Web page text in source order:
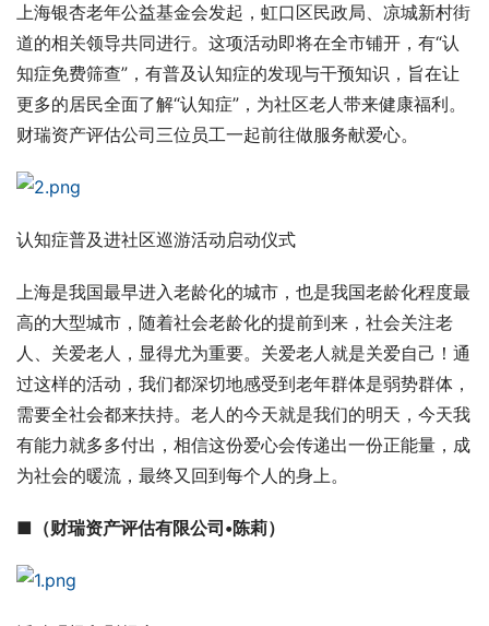
上海银杏老年公益基金会发起，虹口区民政局、凉城新村街
道的相关领导共同进行。这项活动即将在全市铺开，有“认
知症免费筛查”，有普及认知症的发现与干预知识，旨在让
更多的居民全面了解“认知症”，为社区老人带来健康福利。
财瑞资产评估公司三位员工一起前往做服务献爱心。
认知症普及进社区巡游活动启动仪式
上海是我国最早进入老龄化的城市，也是我国老龄化程度最
高的大型城市，随着社会老龄化的提前到来，社会关注老
人、关爱老人，显得尤为重要。关爱老人就是关爱自己！通
过这样的活动，我们都深切地感受到老年群体是弱势群体，
需要全社会都来扶持。老人的今天就是我们的明天，今天我
有能力就多多付出，相信这份爱心会传递出一份正能量，成
为社会的暖流，最终又回到每个人的身上。
■（财瑞资产评估有限公司•陈莉）